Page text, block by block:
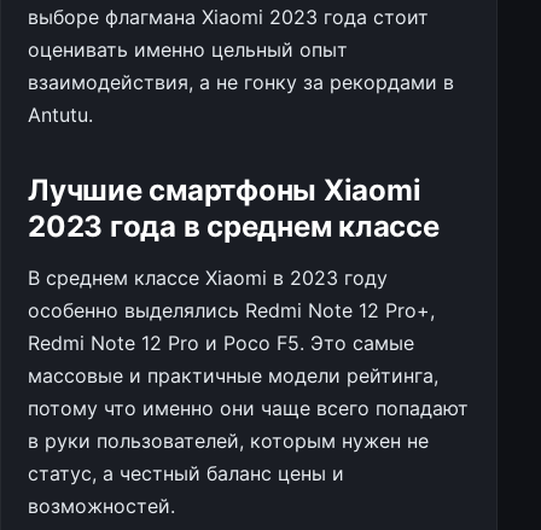
выборе флагмана Xiaomi 2023 года стоит
оценивать именно цельный опыт
взаимодействия, а не гонку за рекордами в
Antutu.
Лучшие смартфоны Xiaomi
2023 года в среднем классе
В среднем классе Xiaomi в 2023 году
особенно выделялись Redmi Note 12 Pro+,
Redmi Note 12 Pro и Poco F5. Это самые
массовые и практичные модели рейтинга,
потому что именно они чаще всего попадают
в руки пользователей, которым нужен не
статус, а честный баланс цены и
возможностей.